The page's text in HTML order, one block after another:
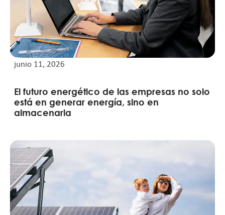
junio 11, 2026
El futuro energético de las empresas no solo
está en generar energía, sino en
almacenarla